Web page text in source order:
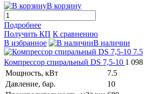
В корзину
Подробнее
Получить КП К сравнению
В избранное
В наличии
Компрессор спиральный DS 7,5-10 1
Мощность, кВт
7.5
Давление, бар.
10